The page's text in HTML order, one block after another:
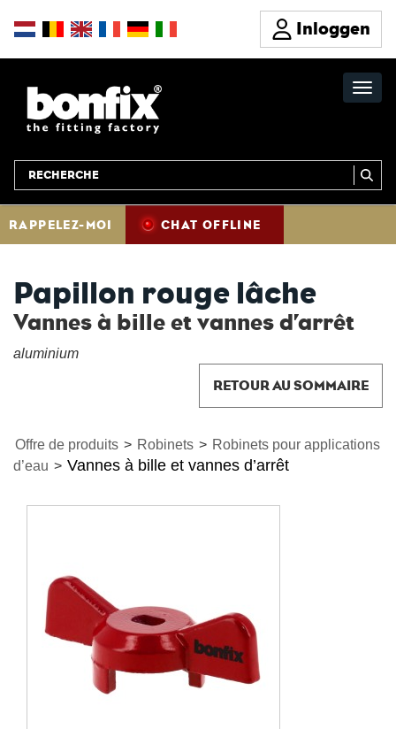
Inloggen
RAPPELEZ-MOI CHAT OFFLINE
Papillon rouge lâche
Vannes à bille et vannes d’arrêt
aluminium
RETOUR AU SOMMAIRE
Offre de produits > Robinets > Robinets pour applications
d’eau > Vannes à bille et vannes d’arrêt